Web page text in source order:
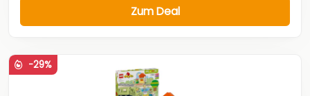
Zum Deal
-29%